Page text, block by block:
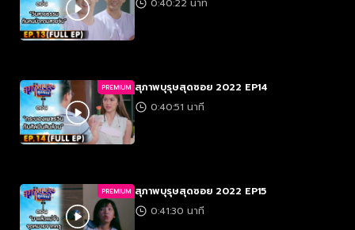
0:40:22 นาที
PREMIUM สุภาพบุรุษสุดซอย 2022 EP14
0:40:51 นาที
PREMIUM สุภาพบุรุษสุดซอย 2022 EP15
0:41:30 นาที